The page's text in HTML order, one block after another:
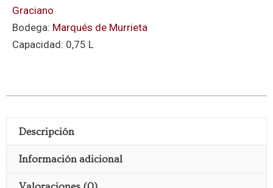
Graciano
Bodega: Marqués de Murrieta
Capacidad: 0,75 L
Descripción
Información adicional